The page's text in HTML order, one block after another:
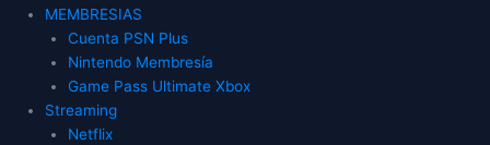
MEMBRESIAS
Cuenta PSN Plus
Nintendo Membresía
Game Pass Ultimate Xbox
Streaming
Netflix